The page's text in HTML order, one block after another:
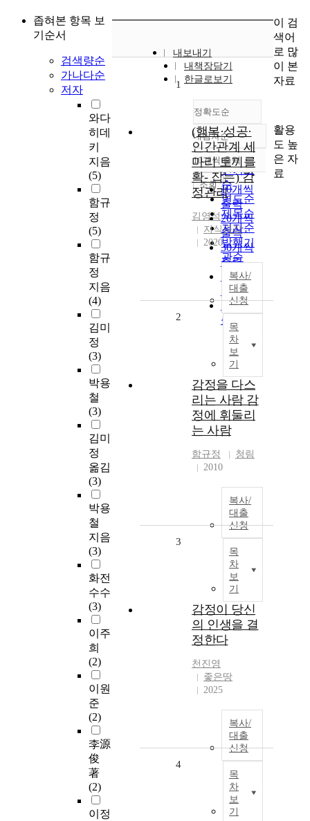
좁혀본 항목 보
기순서
검색량순
가나다순
저자
와다
히데
키
지음
(5)
함규
정
(5)
함규
정
지음
(4)
김미
정
(3)
박용
철
(3)
김미
정
옮김
(3)
박용
철
지음
(3)
화전
수수
(3)
이주
희
(2)
이원
준
(2)
李源
俊
著
(2)
이정
내보내기
내책장담기
한글로보기
정확도순
정확도
순
인기도
순
연도순
제목순
저자순
발행기
관순
내림차순
내림차순
10개씩 출력
10개씩
출력
20개씩
출력
30개씩
출력
50개씩
출력
100개씩
출력
조회
1
(행복·성공·
인간관계 세
마리 토끼를
확- 잡는) 감
정관리
김영석
지식공감
2020
복사/
대출
신청
목
차
보
기
2
감정을 다스
리는 사람 감
정에 휘둘리
는 사람
함규정
청림
2010
복사/
대출
신청
목
차
보
기
3
감정이 당신
의 인생을 결
정한다
천진영
좋은땅
2025
복사/
대출
신청
목
차
보
기
4
이 검
색어
로 많
이 본
자료
활용
도 높
은 자
료